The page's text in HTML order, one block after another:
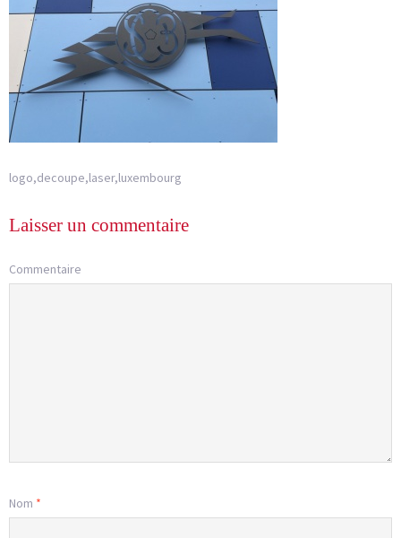
logo,decoupe,laser,luxembourg
Laisser un commentaire
Commentaire
Nom *